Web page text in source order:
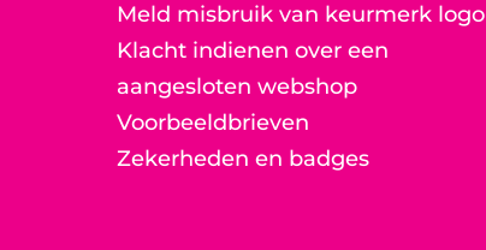
Meld misbruik van keurmerk logo
Klacht indienen over een
aangesloten webshop
Voorbeeldbrieven
Zekerheden en badges